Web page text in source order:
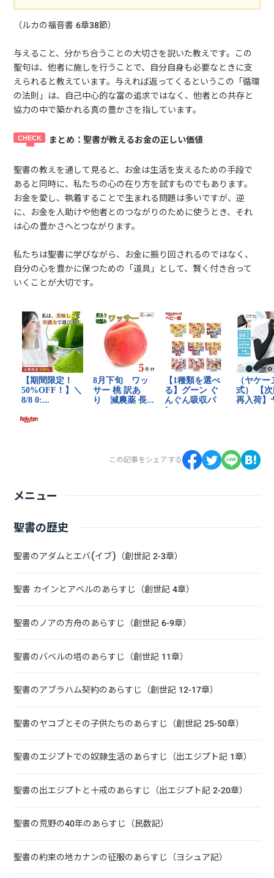
（ルカの福音書 6章38節）
与えること、分かち合うことの大切さを説いた教えです。この
聖句は、他者に施しを行うことで、自分自身も必要なときに支
えられると教えています。与えれば返ってくるというこの「循環
の法則」は、自己中心的な富の追求ではなく、他者との共存と
協力の中で築かれる真の豊かさを指しています。
まとめ：聖書が教えるお金の正しい価値
聖書の教えを通して見ると、お金は生活を支えるための手段で
あると同時に、私たちの心の在り方を試すものでもあります。
お金を愛し、執着することで生まれる問題は多いですが、逆
に、お金を人助けや他者とのつながりのために使うとき、それ
は心の豊かさへとつながります。
私たちは聖書に学びながら、お金に振り回されるのではなく、
自分の心を豊かに保つための「道具」として、賢く付き合って
いくことが大切です。
この記事をシェアする
メニュー
聖書の歴史
聖書のアダムとエバ(イブ)（創世記 2-3章）
聖書 カインとアベルのあらすじ（創世記 4章）
聖書のノアの方舟のあらすじ（創世記 6-9章）
聖書のバベルの塔のあらすじ（創世記 11章）
聖書のアブラハム契約のあらすじ（創世記 12-17章）
聖書のヤコブとその子供たちのあらすじ（創世記 25-50章）
聖書のエジプトでの奴隷生活のあらすじ（出エジプト記 1章）
聖書の出エジプトと十戒のあらすじ（出エジプト記 2-20章）
聖書の荒野の40年のあらすじ（民数記）
聖書の約束の地カナンの征服のあらすじ（ヨシュア記）